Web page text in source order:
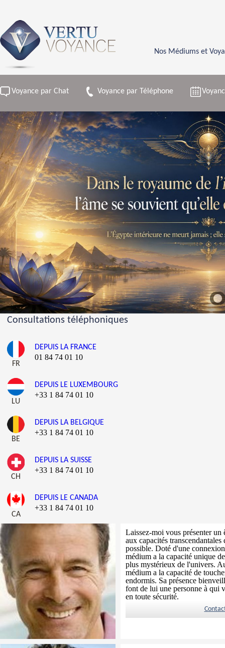
Nos Médiums et
Voyance par Chat Voyance par Téléphone
Consultations téléphoniques
FR
DEPUIS LA FRANCE
01 84 74 01 10
LU
DEPUIS LE LUXEMBOURG
+33 1 84 74 01 10
BE
DEPUIS LA BELGIQUE
+33 1 84 74 01 10
CH
DEPUIS LA SUISSE
+33 1 84 74 01 10
CA
DEPUIS LE CANADA
+33 1 84 74 01 10
Laissez-moi vous présenter
aux capacités
possible. Doté d'une
médium a la capacité unique
plus mystérieux de l'univers.
médium a la capacité de
endormis. Sa présence
font de lui une personne à
en toute sécurité.